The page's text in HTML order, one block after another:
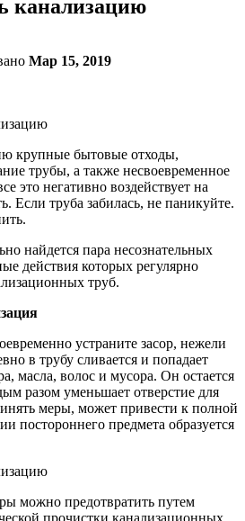
канализацию
Мар 15, 2019
крупные бытовые отходы,
трубы, а также несвоевременное
это негативно воздействует на
Если труба забилась, не паникуйте.
найдется пара несознательных
действия которых регулярно
труб.
устраните засор, нежели
в трубу сливается и попадает
масла, волос и мусора. Он остается
разом уменьшает отверстие для
меры, может привести к полной
постороннего предмета образуется
можно предотвратить путем
прочистки канализационных